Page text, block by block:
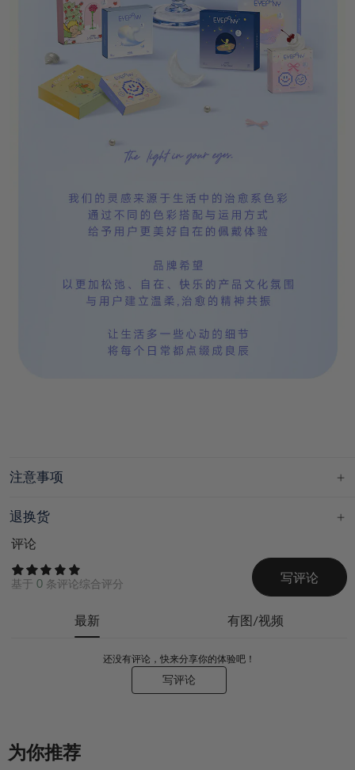
注意事项
退换货
评论
基于 0条评论综合评分
写评论
最新 有图/视频
还没有评论，快来分享你的体验吧！
写评论
为你推荐